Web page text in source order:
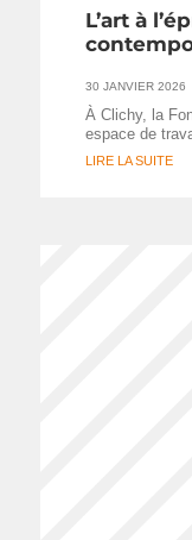
L’art à
30 JANVIER 2026
À Clichy, la
espace de
LIRE LA SUITE